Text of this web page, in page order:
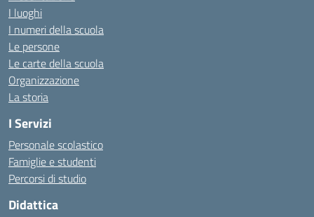
I luoghi
I numeri della scuola
Le persone
Le carte della scuola
Organizzazione
La storia
I Servizi
Personale scolastico
Famiglie e studenti
Percorsi di studio
Didattica